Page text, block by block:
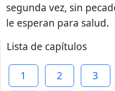
segunda vez, sin
le esperan para salud.
Lista de capítulos
1 2 3